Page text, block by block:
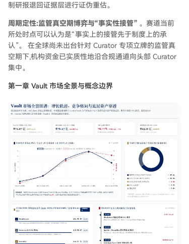
制研报退回证据层进行证伪重估。
周期定性:监管真空期博弈与“事实性接管” 。赛道当前
所处时点可以认为是“事实上的接管先于制度上的承
认”。 在全球尚未出台针对 Curator 专项立牌的监管真
空期下,机构资金已实质性地沿合规通道向头部 Curator
集中。
第一章 Vault 市场全景与概念边界